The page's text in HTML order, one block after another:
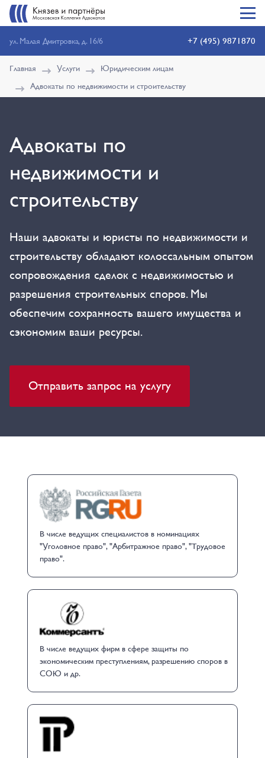
ул. Малая Дмитровка, д. 16/6 +7 (495) 9871870
Главная Услуги
Юридическим лицам
Адвокаты по недвижимости и строительству
Адвокаты по
недвижимости и
строительству
Наши адвокаты и юристы по недвижимости и
строительству обладают колоссальным опытом
сопровождения сделок с недвижимостью и
разрешения строительных споров. Мы
обеспечим сохранность вашего имущества и
сэкономим ваши ресурсы.
Отправить запрос на услугу
В числе ведущих специалистов в номинациях
"Уголовное право", "Арбитражное право", "Трудовое
право".
В числе ведущих фирм в сфере защиты по
экономическим преступлениям, разрешению споров в
СОЮ и др.